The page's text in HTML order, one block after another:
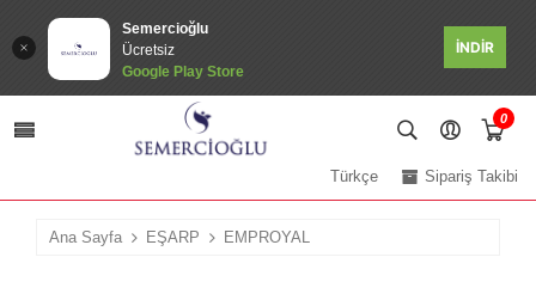
Semercioğlu
Ücretsiz
Google Play Store
İNDİR
0
Sipariş Takibi
Türkçe
Ana Sayfa EŞARP EMPROYAL